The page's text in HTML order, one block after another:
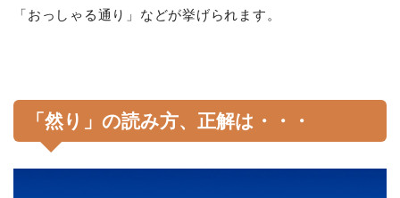
「おっしゃる通り」などが挙げられます。
「然り」の読み方、正解は・・・